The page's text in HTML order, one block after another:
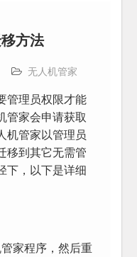
方法
无人机管家
管理员权限才能
管家会申请获取
机管家以管理员
移到其它无需管
下，以下是详细
家程序，然后重